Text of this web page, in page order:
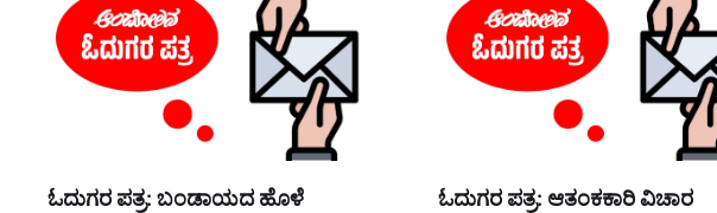
ಓದುಗರ ಪತ್ರ: ಬಂಡಾಯದ ಹೊಳೆ ಓದುಗರ ಪತ್ರ: ಆತಂಕಕಾರಿ ವಿಚಾರ